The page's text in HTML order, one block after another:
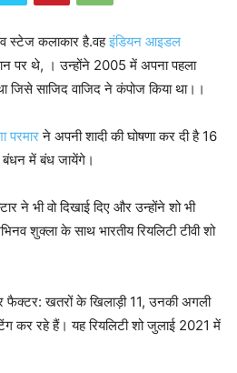
स्टेज कलाकार है.वहइंडियन आइडल
पर थे, । उन्होंने 2005 में अपना पहला
जिसे साजिद वाजिद ने कंपोज किया था।।
परमारने अपनी शादी की घोषणा कर दी है 16
में बंध जायेंगे।
ने भी वो दिखाई दिए और उन्होंने शो भी
शुक्ला के साथ भारतीय रियलिटी टीवी शो
फैक्टर: खतरों के खिलाड़ी 11, उनकी अगली
कर रहे हैं। यह रियलिटी शो जुलाई 2021 में